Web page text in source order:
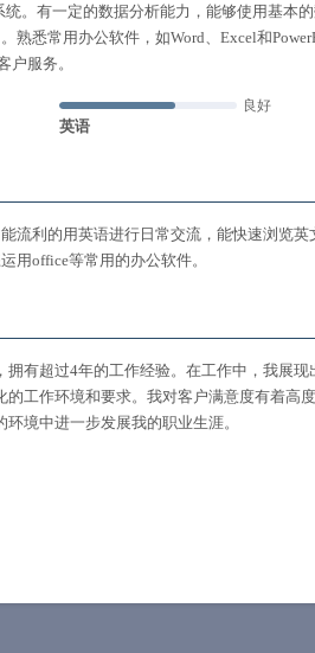
。有一定的数据分析能力，能够使用基本的
熟悉常用办公软件，如Word、Excel和
户服务。
英语
良好
流利的用英语进行日常交流，能快速浏览英
用office等常用的办公软件。
有超过4年的工作经验。在工作中，我展
的工作环境和要求。我对客户满意度有着高
境中进一步发展我的职业生涯。